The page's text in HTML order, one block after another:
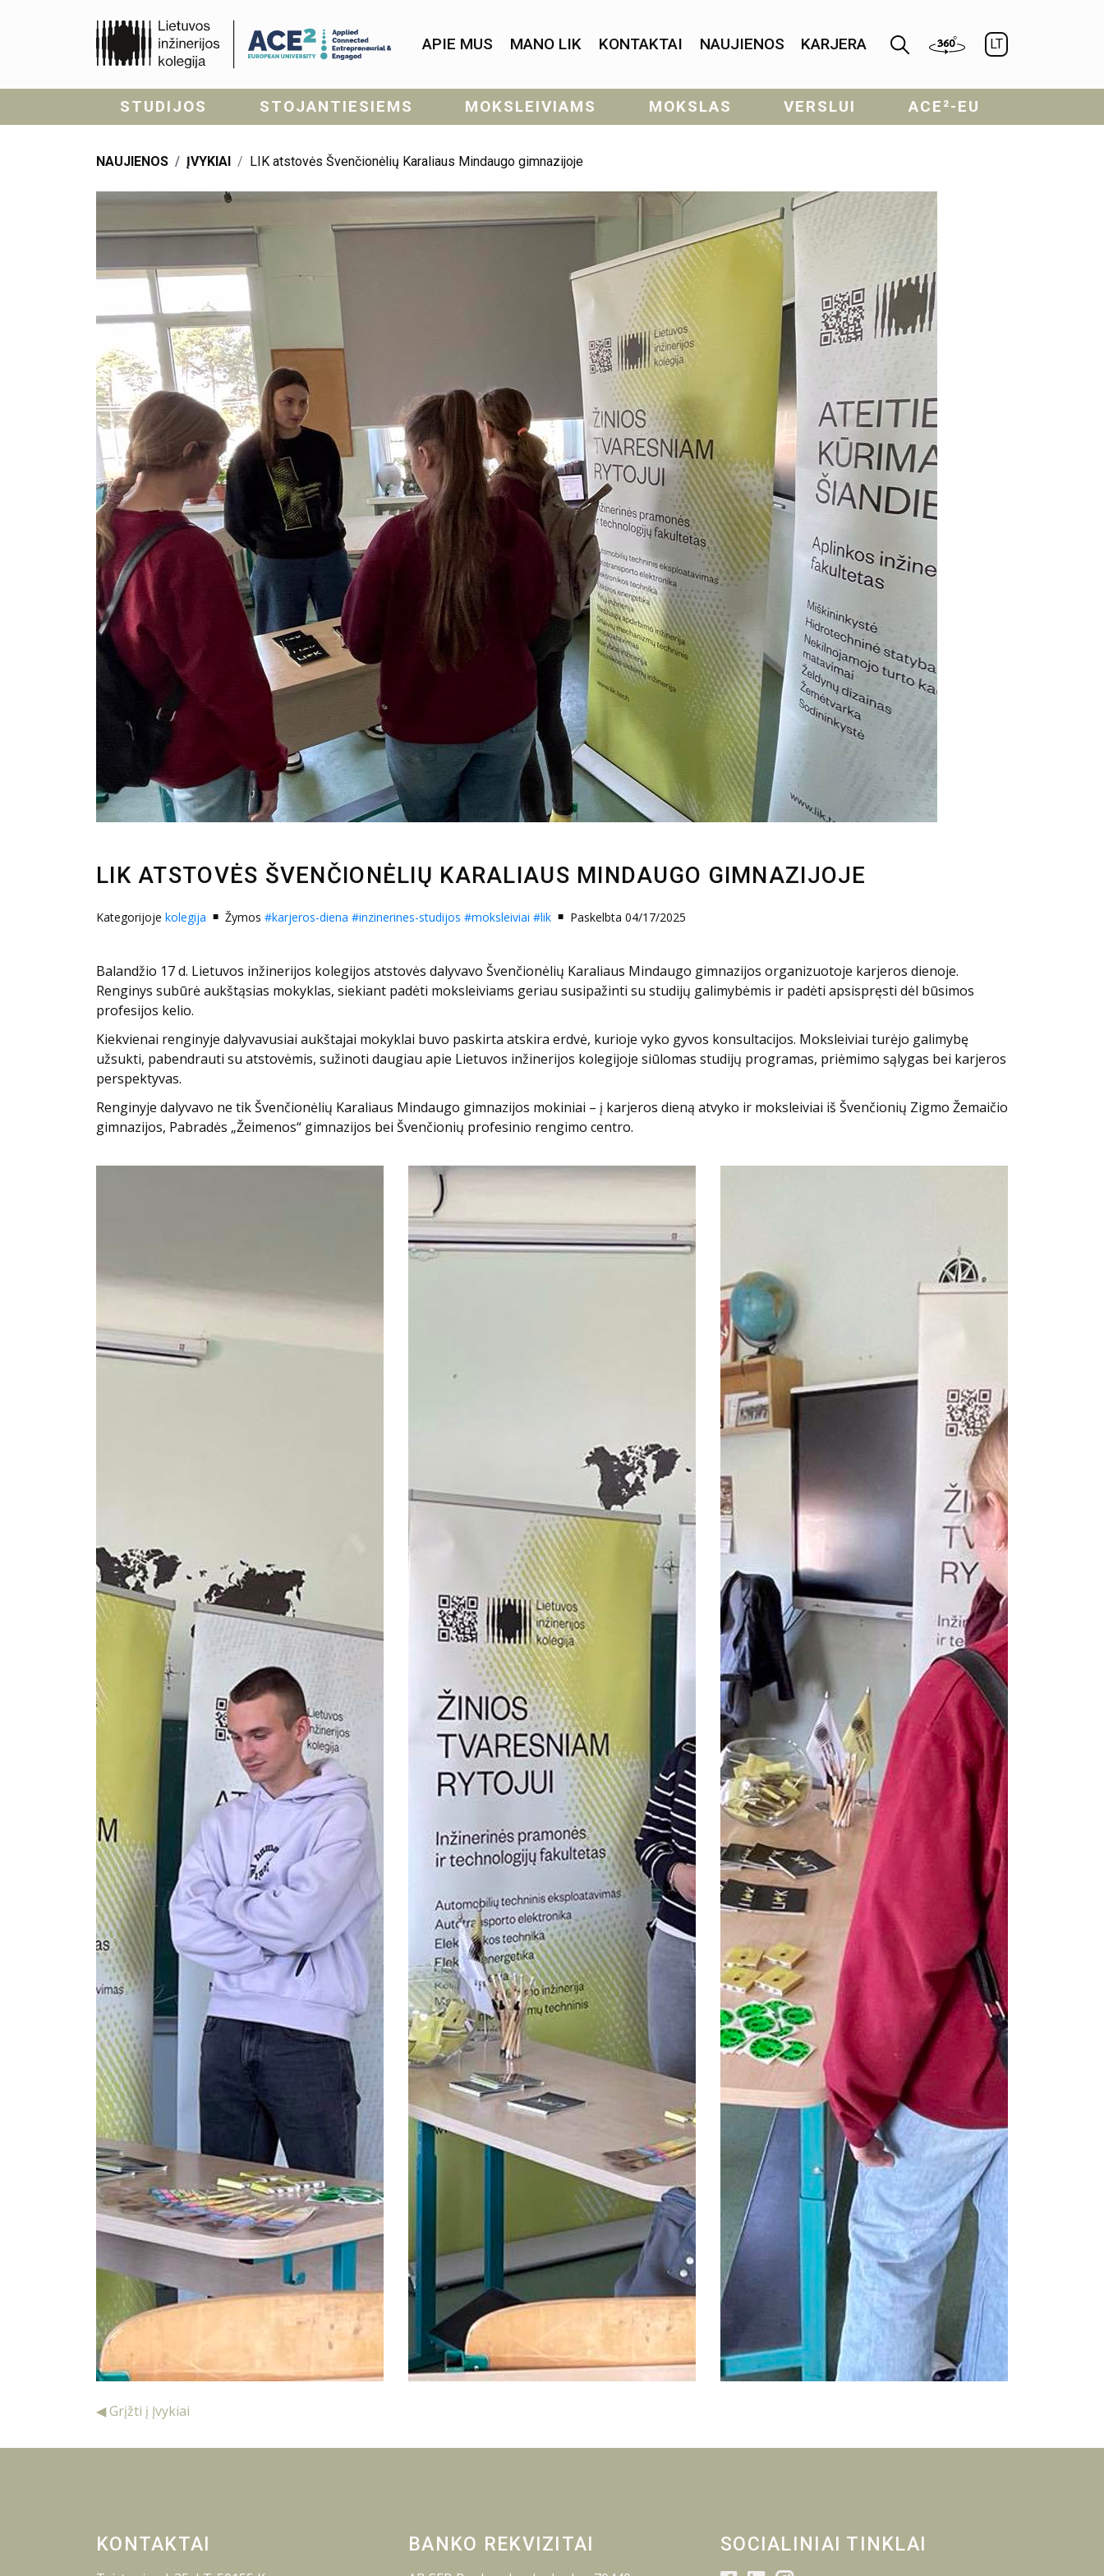
APIE MUS MANO LIK KONTAKTAI NAUJIENOS KARJERA LT
STUDIJOS STOJANTIESIEMS MOKSLEIVIAMS MOKSLAS VERSLUI ACE²-EU
NAUJIENOS ĮVYKIAI LIK atstovės Švenčionėlių Karaliaus Mindaugo gimnazijoje
LIK ATSTOVĖS ŠVENČIONĖLIŲ KARALIAUS MINDAUGO GIMNAZIJOJE
Kategorijoje kolegija Žymos #karjeros-diena #inzinerines-studijos #moksleiviai #lik Paskelbta 04/17/2025
Balandžio 17 d. Lietuvos inžinerijos kolegijos atstovės dalyvavo Švenčionėlių Karaliaus Mindaugo gimnazijos organizuotoje karjeros dienoje.
Renginys subūrė aukštąsias mokyklas, siekiant padėti moksleiviams geriau susipažinti su studijų galimybėmis ir padėti apsispręsti dėl būsimos
profesijos kelio.
Kiekvienai renginyje dalyvavusiai aukštajai mokyklai buvo paskirta atskira erdvė, kurioje vyko gyvos konsultacijos. Moksleiviai turėjo galimybę
užsukti, pabendrauti su atstovėmis, sužinoti daugiau apie Lietuvos inžinerijos kolegijoje siūlomas studijų programas, priėmimo sąlygas bei karjeros
perspektyvas.
Renginyje dalyvavo ne tik Švenčionėlių Karaliaus Mindaugo gimnazijos mokiniai – į karjeros dieną atvyko ir moksleiviai iš Švenčionių Zigmo Žemaičio
gimnazijos, Pabradės „Žeimenos“ gimnazijos bei Švenčionių profesinio rengimo centro.
◀ Grįžti į Įvykiai
KONTAKTAI BANKO REKVIZITAI SOCIALINIAI TINKLAI